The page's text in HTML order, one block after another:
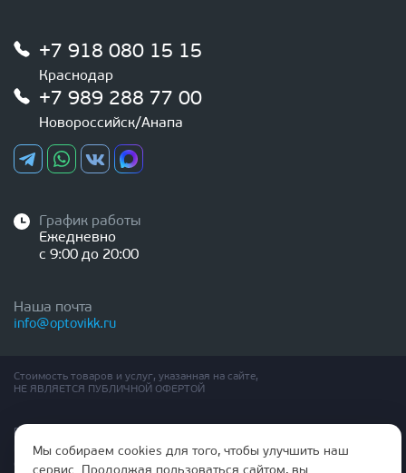
+7 918 080 15 15
Краснодар
+7 989 288 77 00
Новороссийск/Анапа
График работы
Ежедневно
с 9:00 до 20:00
Наша почта
info@optovikk.ru
Стоимость товаров и услуг, указанная на сайте,
НЕ ЯВЛЯЕТСЯ ПУБЛИЧНОЙ ОФЕРТОЙ
Правила эксплутации входных и межкомнатных дверей
Политика обработки персональных данных
Согласие на обработку персональных данных
Мы собираем cookies для того, чтобы улучшить наш
сервис. Продолжая пользоваться сайтом, вы